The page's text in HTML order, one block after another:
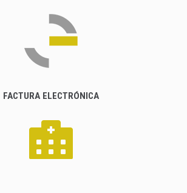
FACTURA ELECTRÓNICA